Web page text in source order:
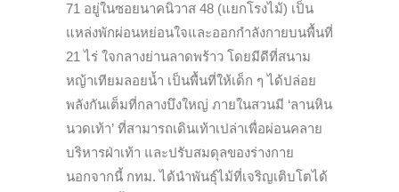
71 อยู่ในซอยนาคนิวาส 48 (แยกโรงไม้) เป็น
แหล่งพักผ่อนหย่อนใจและออกกำลังกายบนพื้นที่
21 ไร่ ใจกลางย่านลาดพร้าว โดยมีดีที่สนาม
หญ้าเทียมลอยน้ำ เป็นพื้นที่ให้เด็ก ๆ ได้ปล่อย
พลังกันเต็มที่กลางบึงใหญ่ ภายในสวนมี ‘ลานหิน
นวดเท้า’ ที่สามารถเดินเท้าเปล่าเพื่อผ่อนคลาย
บริหารฝ่าเท้า และปรับสมดุลของร่างกาย
นอกจากนี้ กทม. ได้นำพันธุ์ไม้ที่เจริญเติบโตได้